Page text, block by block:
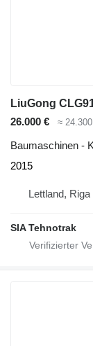
LiuGong
26.000 €
≈
Baumaschinen -
2015
Lettland, Riga
SIA Tehnotrak